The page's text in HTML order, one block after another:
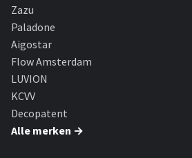
Zazu
Paladone
Aigostar
Flow Amsterdam
LUVION
KCVV
Decopatent
Alle merken →